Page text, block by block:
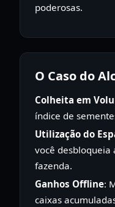
poderosas.
O Caso do
Colheita em
índice de
Utilização do
você desbloqueia
fazenda.
Ganhos Offline:
caixas